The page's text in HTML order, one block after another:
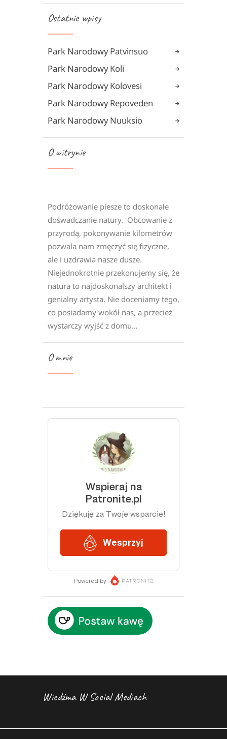
Ostatnie wpisy
Park Narodowy Patvinsuo
Park Narodowy Koli
Park Narodowy Kolovesi
Park Narodowy Repoveden
Park Narodowy Nuuksio
O witrynie
Podróżowanie piesze to doskonałe
dośwadczanie natury. Obcowanie z
przyrodą, pokonywanie kilometrów
pozwala nam zmęczyć się fizyczne,
ale i uzdrawia nasze dusze.
Niejednokrotnie przekonujemy się, że
natura to najdoskonalszy architekt i
genialny artysta. Nie doceniamy tego,
co posiadamy wokół nas, a przecież
wystarczy wyjść z domu…
O mnie
Wiedźma W Social Mediach